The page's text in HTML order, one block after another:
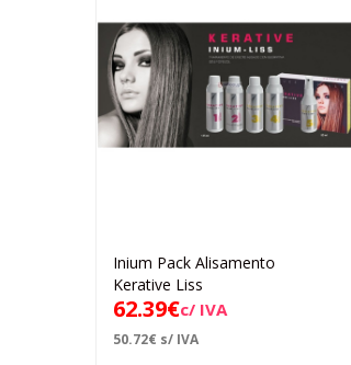
Adicionar
Inium Pack Alisamento
Kerative Liss
62.39€c/ IVA
50.72€ s/ IVA